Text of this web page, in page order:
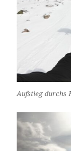
Aufstieg durchs